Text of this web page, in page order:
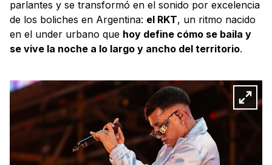
parlantes y se transformó en el sonido por excelencia
de los boliches en Argentina: el RKT, un ritmo nacido
en el under urbano que hoy define cómo se baila y
se vive la noche a lo largo y ancho del territorio.